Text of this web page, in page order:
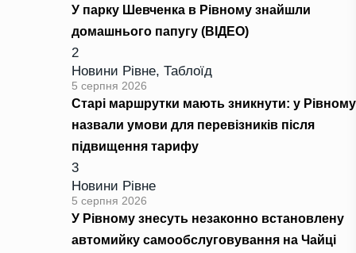
У парку Шевченка в Рівному знайшли
домашнього папугу (ВІДЕО)
2
Новини Рівне, Таблоїд
5 серпня 2026
Старі маршрутки мають зникнути: у Рівному
назвали умови для перевізників після
підвищення тарифу
3
Новини Рівне
5 серпня 2026
У Рівному знесуть незаконно встановлену
автомийку самообслуговування на Чайці